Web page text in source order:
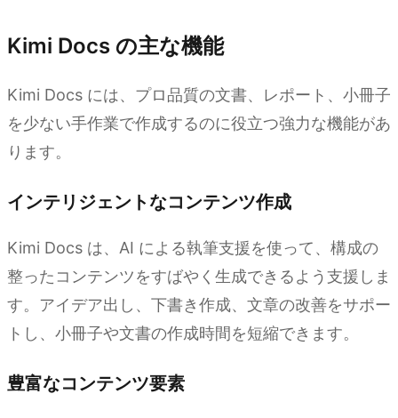
Kimi Docs の主な機能
Kimi Docs には、プロ品質の文書、レポート、小冊子
を少ない手作業で作成するのに役立つ強力な機能があ
ります。
インテリジェントなコンテンツ作成
Kimi Docs は、AI による執筆支援を使って、構成の
整ったコンテンツをすばやく生成できるよう支援しま
す。アイデア出し、下書き作成、文章の改善をサポー
トし、小冊子や文書の作成時間を短縮できます。
豊富なコンテンツ要素